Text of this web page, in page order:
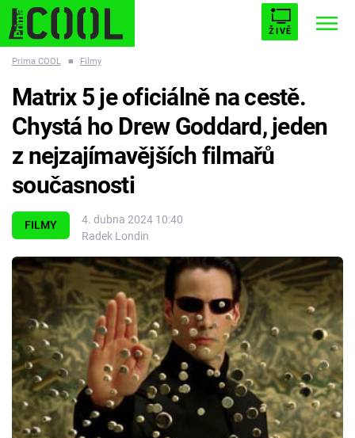
ŽIVĚ
ESCAPE PLNEJ KOTEL AVENGERS 5
Témata
Filmy
Seriály
Hry
Cool Esport
Pořady
Prima COOL ■ Filmy
FILMY
4. dubna 2024 10:40
Radek Londin
Matrix 5 je oficiálně na cestě.
Chystá ho Drew Goddard, jeden
z nejzajímavějších filmařů
současnosti